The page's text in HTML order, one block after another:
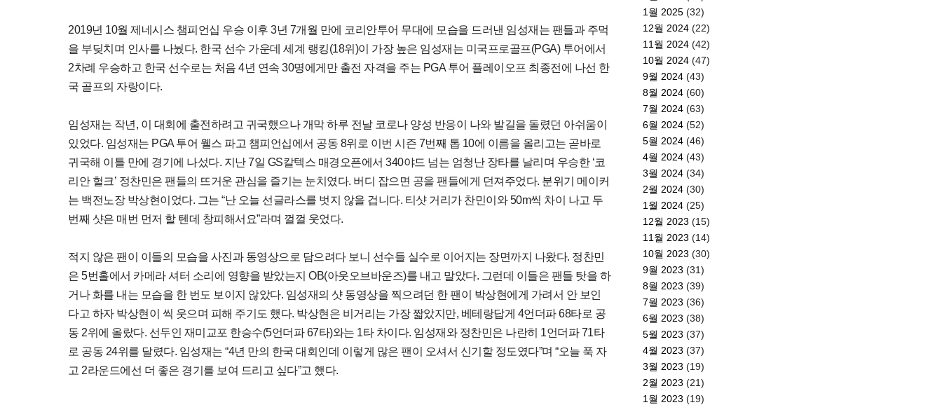
2019년 10월 제네시스 챔피언십 우승 이후 3년 7개월 만에 코리안투어 무대에 모습을 드러낸 임성재는 팬들과 주먹
을 부딪치며 인사를 나눴다. 한국 선수 가운데 세계 랭킹(18위)이 가장 높은 임성재는 미국프로골프(PGA) 투어에서
2차례 우승하고 한국 선수로는 처음 4년 연속 30명에게만 출전 자격을 주는 PGA 투어 플레이오프 최종전에 나선 한
국 골프의 자랑이다.
임성재는 작년, 이 대회에 출전하려고 귀국했으나 개막 하루 전날 코로나 양성 반응이 나와 발길을 돌렸던 아쉬움이
있었다. 임성재는 PGA 투어 웰스 파고 챔피언십에서 공동 8위로 이번 시즌 7번째 톱 10에 이름을 올리고는 곧바로
귀국해 이틀 만에 경기에 나섰다. 지난 7일 GS칼텍스 매경오픈에서 340야드 넘는 엄청난 장타를 날리며 우승한 ‘코
리안 헐크’ 정찬민은 팬들의 뜨거운 관심을 즐기는 눈치였다. 버디 잡으면 공을 팬들에게 던져주었다. 분위기 메이커
는 백전노장 박상현이었다. 그는 “난 오늘 선글라스를 벗지 않을 겁니다. 티샷 거리가 찬민이와 50m씩 차이 나고 두
번째 샷은 매번 먼저 할 텐데 창피해서요”라며 껄껄 웃었다.
적지 않은 팬이 이들의 모습을 사진과 동영상으로 담으려다 보니 선수들 실수로 이어지는 장면까지 나왔다. 정찬민
은 5번홀에서 카메라 셔터 소리에 영향을 받았는지 OB(아웃오브바운즈)를 내고 말았다. 그런데 이들은 팬들 탓을 하
거나 화를 내는 모습을 한 번도 보이지 않았다. 임성재의 샷 동영상을 찍으려던 한 팬이 박상현에게 가려서 안 보인
다고 하자 박상현이 씩 웃으며 피해 주기도 했다. 박상현은 비거리는 가장 짧았지만, 베테랑답게 4언더파 68타로 공
동 2위에 올랐다. 선두인 재미교포 한승수(5언더파 67타)와는 1타 차이다. 임성재와 정찬민은 나란히 1언더파 71타
로 공동 24위를 달렸다. 임성재는 “4년 만의 한국 대회인데 이렇게 많은 팬이 오셔서 신기할 정도였다”며 “오늘 푹 자
고 2라운드에선 더 좋은 경기를 보여 드리고 싶다”고 했다.
1월 2025 (32)
12월 2024 (22)
11월 2024 (42)
10월 2024 (47)
9월 2024 (43)
8월 2024 (60)
7월 2024 (63)
6월 2024 (52)
5월 2024 (46)
4월 2024 (43)
3월 2024 (34)
2월 2024 (30)
1월 2024 (25)
12월 2023 (15)
11월 2023 (14)
10월 2023 (30)
9월 2023 (31)
8월 2023 (39)
7월 2023 (36)
6월 2023 (38)
5월 2023 (37)
4월 2023 (37)
3월 2023 (19)
2월 2023 (21)
1월 2023 (19)